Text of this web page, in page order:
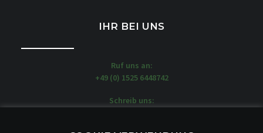
IHR BEI UNS
Ruf uns an:
+49 (0) 1525 6448742
Schreib uns: